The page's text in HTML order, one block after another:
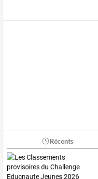
Récents